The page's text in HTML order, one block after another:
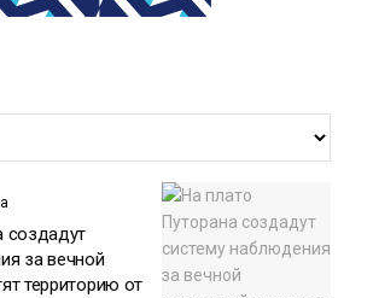
создадут
за вечной
территорию от